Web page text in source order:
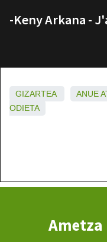
-Keny Arkana -
GIZARTEA ANUE
ODIETA